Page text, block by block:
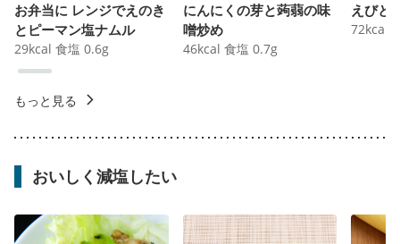
お弁当に レンジでえのき
とピーマン塩ナムル
29kcal 食塩 0.6g
にんにくの芽と蒟蒻の味
噌炒め
46kcal 食塩 0.7g
えびと
72kcal
もっと見る
おいしく減塩したい